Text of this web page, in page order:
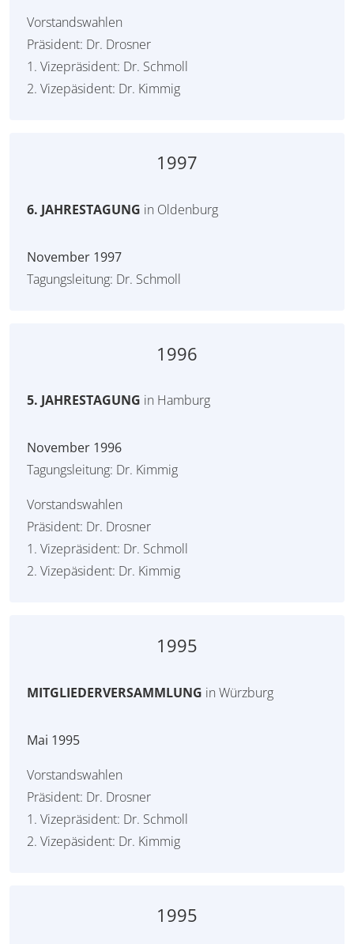
Vorstandswahlen
Präsident: Dr. Drosner
1. Vizepräsident: Dr. Schmoll
2. Vizepäsident: Dr. Kimmig
1997
6. JAHRESTAGUNG in Oldenburg
November 1997
Tagungsleitung: Dr. Schmoll
1996
5. JAHRESTAGUNG in Hamburg
November 1996
Tagungsleitung: Dr. Kimmig
Vorstandswahlen
Präsident: Dr. Drosner
1. Vizepräsident: Dr. Schmoll
2. Vizepäsident: Dr. Kimmig
1995
MITGLIEDERVERSAMMLUNG in Würzburg
Mai 1995
Vorstandswahlen
Präsident: Dr. Drosner
1. Vizepräsident: Dr. Schmoll
2. Vizepäsident: Dr. Kimmig
1995